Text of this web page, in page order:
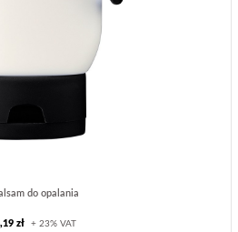
do opalania
zł + 23% VAT